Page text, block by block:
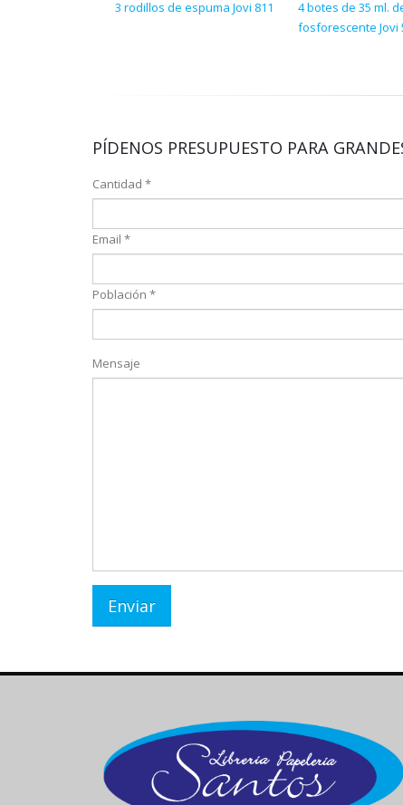
3 rodillos de espuma Jovi 811
4 botes de 35 ml.
fosforescente Jovi
PÍDENOS PRESUPUESTO PARA
Cantidad *
Email *
Población *
Mensaje